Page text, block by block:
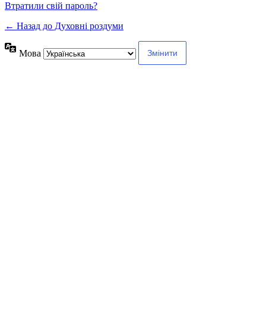
Втратили свій пароль?
← Назад до Духовні роздуми
Мова